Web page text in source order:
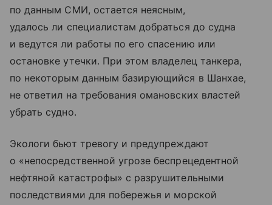
по данным СМИ, остается неясным,
удалось ли специалистам добраться до судна
и ведутся ли работы по его спасению или
остановке утечки. При этом владелец танкера,
по некоторым данным базирующийся в Шанхае,
не ответил на требования омановских властей
убрать судно.
Экологи бьют тревогу и предупреждают
о «непосредственной угрозе беспрецедентной
нефтяной катастрофы» с разрушительными
последствиями для побережья и морской